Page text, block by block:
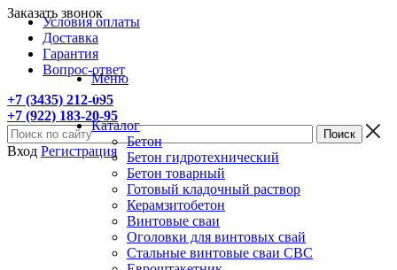
Условия оплаты
Доставка
Гарантия
Вопрос-ответ
+7 (3435) 212-095
+7 (922) 183-20-95
Заказать звонок
Вход Регистрация
Меню
Каталог
Бетон
Бетон гидротехнический
Бетон товарный
Готовый кладочный раствор
Керамзитобетон
Винтовые сваи
Оголовки для винтовых свай
Стальные винтовые сваи СВС